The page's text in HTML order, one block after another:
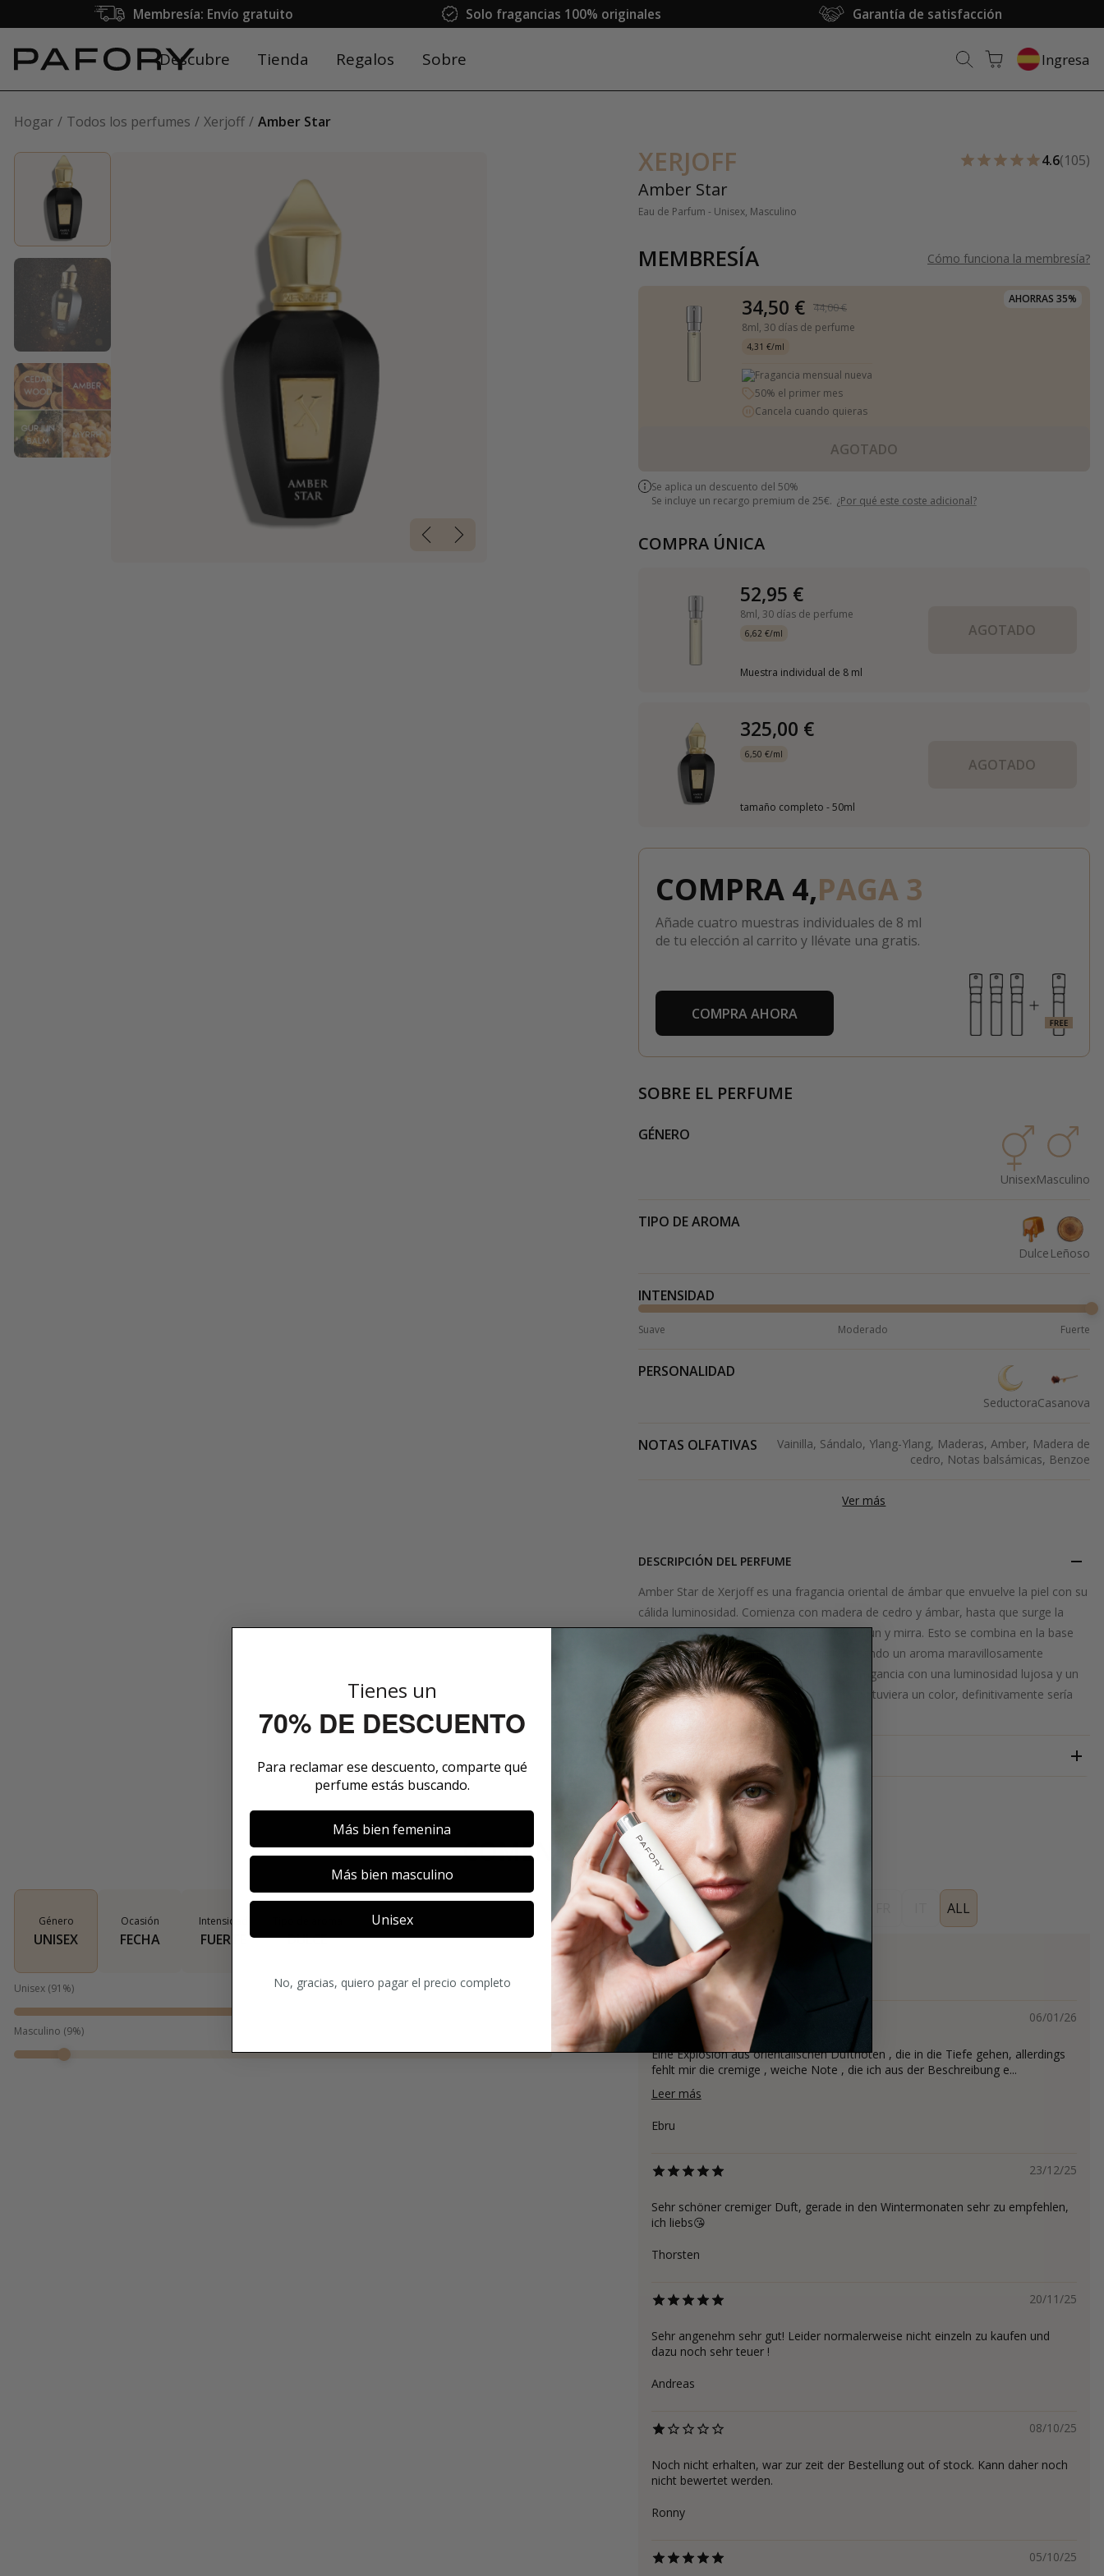
Membresía: Envío gratuito Solo fragancias 100% originales Garantía de satisfacción
Descubre Tienda Regalos Sobre Ingresa
Hogar Todos los perfumes Xerjoff Amber Star
XERJOFF
Amber Star
Eau de Parfum - Unisex, Masculino
4.6(105)
MEMBRESÍA Cómo funciona la membresía?
AHORRAS 35%
34,50 €
44,00 €
8ml, 30 días de perfume
4,31 €/ml
Fragancia mensual nueva
50% el primer mes
Cancela cuando quieras
AGOTADO
Se aplica un descuento del 50%
Se incluye un recargo premium de 25€. ¿Por qué este coste adicional?
COMPRA ÚNICA
52,95 €
8ml, 30 días de perfume
6,62 €/ml
Muestra individual de 8 ml
AGOTADO
325,00 €
6,50 €/ml
tamaño completo - 50ml
AGOTADO
COMPRA 4,PAGA 3
Añade cuatro muestras individuales de 8 ml
de tu elección al carrito y llévate una gratis.
COMPRA AHORA
SOBRE EL PERFUME
GÉNERO
UnisexMasculino
TIPO DE AROMA
Dulce Leñoso
INTENSIDAD
Suave Moderado Fuerte
PERSONALIDAD
SeductoraCasanova
NOTAS OLFATIVAS
Vainilla, Sándalo, Ylang-Ylang, Maderas, Amber, Madera de
cedro, Notas balsámicas, Benzoe
Ver más
DESCRIPCIÓN DEL PERFUME
Amber Star de Xerjoff es una fragancia oriental de ámbar que envuelve la piel con su
cálida luminosidad. Comienza con madera de cedro y ámbar, hasta que surge la
nota de corazón de suave bálsamo de Gurjun y mirra. Esto se combina en la base
con dulce vainilla y sándalo balsámico, creando un aroma maravillosamente
profundo y opulento. Amber Star es una fragancia con una luminosidad lujosa y un
carácter lleno de dinamismo y elegancia. ¡Si tuviera un color, definitivamente sería
dorado!
XERJOFF
COMENTARIOS
Género
UNISEX
Ocasión
FECHA
Intensidad
FUERTE DULCE
Unisex (91 %)
Masculino (9%)
EN ALL
4.6
105 Comentarios
06/01/26
Eine Explosion aus orientalischen Duftnoten , die in die Tiefe gehen, allerdings
fehlt mir die cremige , weiche Note , die ich aus der Beschreibung e...
Leer más
Ebru
23/12/25
Sehr schöner cremiger Duft, gerade in den Wintermonaten sehr zu empfehlen,
ich liebs😘
Thorsten
20/11/25
Sehr angenehm sehr gut! Leider normalerweise nicht einzeln zu kaufen und
dazu noch sehr teuer !
Andreas
08/10/25
Noch nicht erhalten, war zur zeit der Bestellung out of stock. Kann daher noch
nicht bewertet werden.
Ronny
05/10/25
Tienes un
70% DE DESCUENTO
Para reclamar ese descuento, comparte qué
perfume estás buscando.
Más bien femenina
Más bien masculino
Unisex
No, gracias, quiero pagar el precio completo